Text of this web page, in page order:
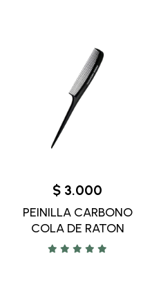
$ 3.000
PEINILLA CARBONO
COLA DE RATON